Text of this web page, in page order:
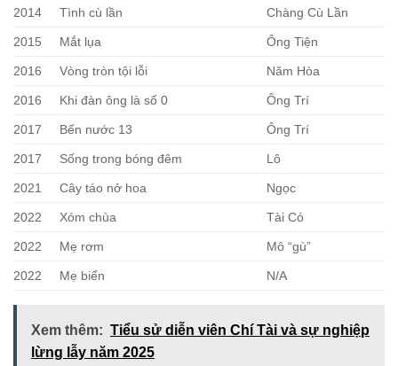
2014 Tình cù lần Chàng Cù Lần
2015 Mắt lụa Ông Tiện
2016 Vòng tròn tội lỗi Năm Hòa
2016 Khi đàn ông là số 0 Ông Trí
2017 Bến nước 13 Ông Trí
2017 Sống trong bóng đêm Lô
2021 Cây táo nở hoa Ngọc
2022 Xóm chùa Tài Có
2022 Mẹ rơm Mô “gù”
2022 Mẹ biển N/A
Xem thêm: Tiểu sử diễn viên Chí Tài và sự nghiệp
lừng lẫy năm 2025